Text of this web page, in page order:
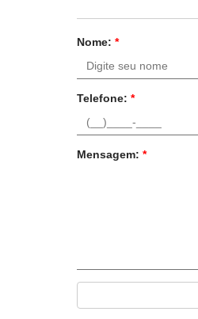
Nome:*
Telefone:*
Mensagem:*